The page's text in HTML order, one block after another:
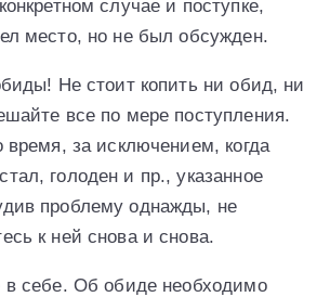
случае и поступке,
место, но не был обсужден.
Не стоит копить ни обид, ни
все по мере поступления.
время, за исключением, когда
голоден и пр., указанное
проблему однажды, не
к ней снова и снова.
в себе. Об обиде необходимо